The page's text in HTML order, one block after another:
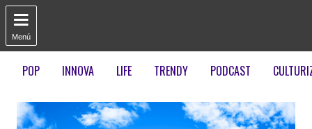

Menú
POP INNOVA LIFE TRENDY PODCAST